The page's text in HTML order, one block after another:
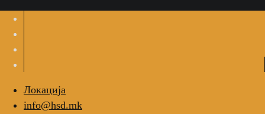
Локација
info@hsd.mk